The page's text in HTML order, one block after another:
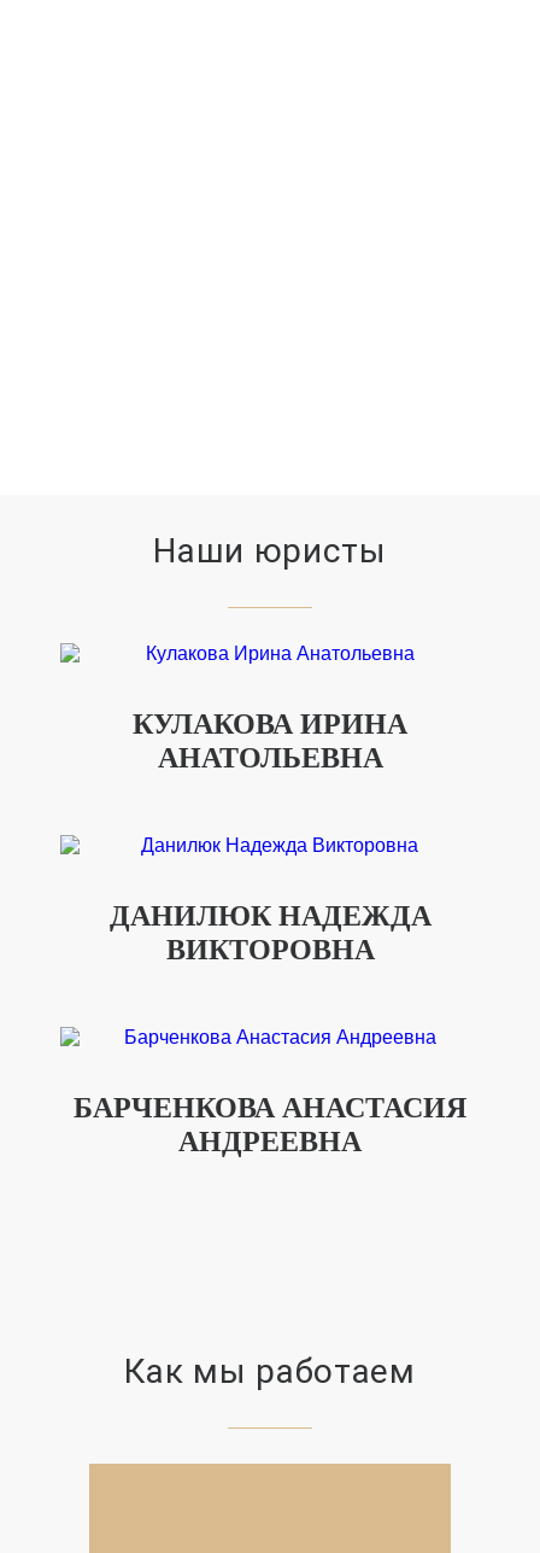
Наши юристы
КУЛАКОВА ИРИНА
АНАТОЛЬЕВНА
ДАНИЛЮК НАДЕЖДА
ВИКТОРОВНА
БАРЧЕНКОВА АНАСТАСИЯ
АНДРЕЕВНА
Как мы работаем